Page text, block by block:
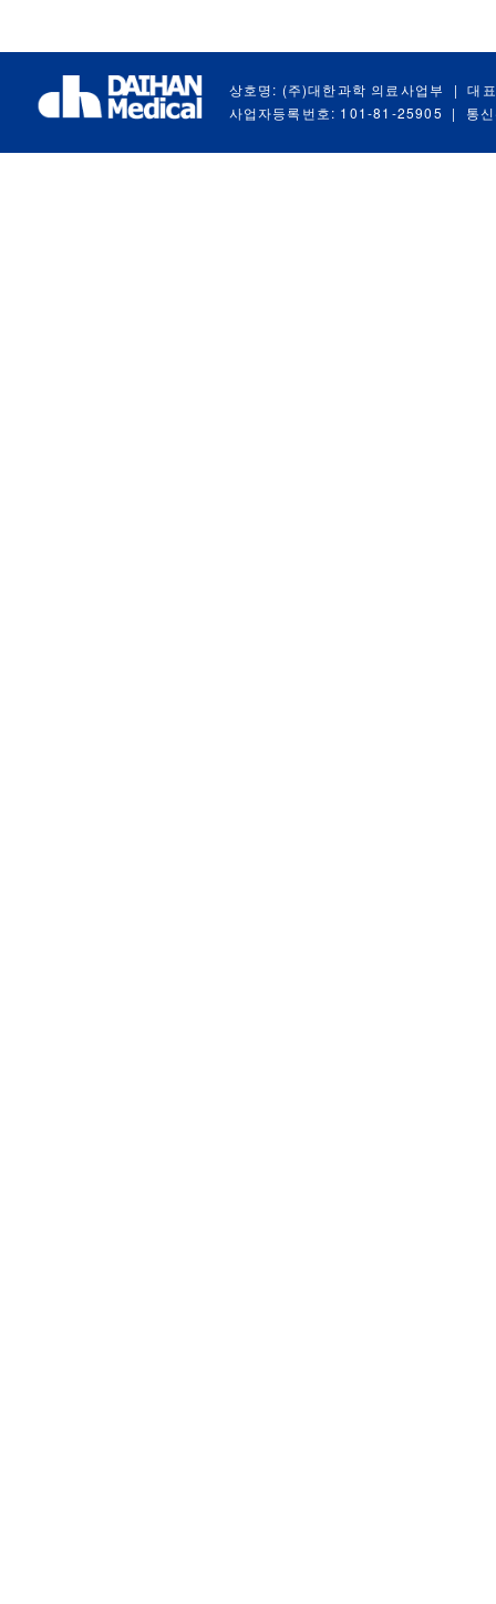
상호명: (주)대한과학 의료사업부 |
대
사업자등록번호: 101-81-25905
| 통